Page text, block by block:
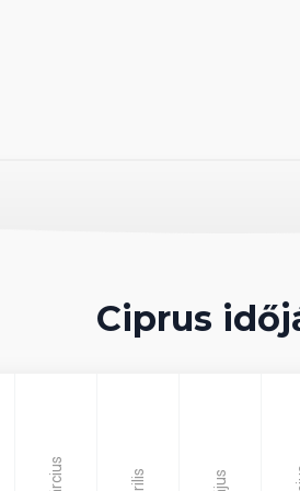
ruhatisztítás, étterem, bár,
és napernyők a medence
szerviz (depozit ellenében), játszótér,
Ciprus